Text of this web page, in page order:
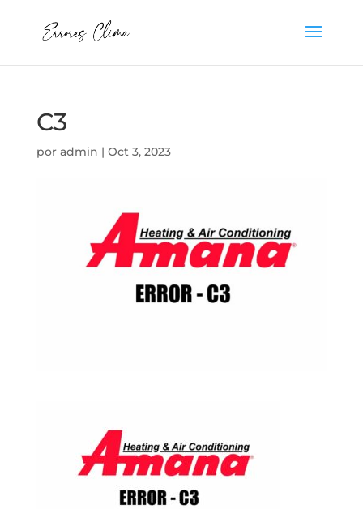
C3
por admin | Oct 3, 2023